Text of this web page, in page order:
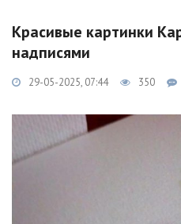
Красивые картинки
надписями
29-05-2025, 07:44 350